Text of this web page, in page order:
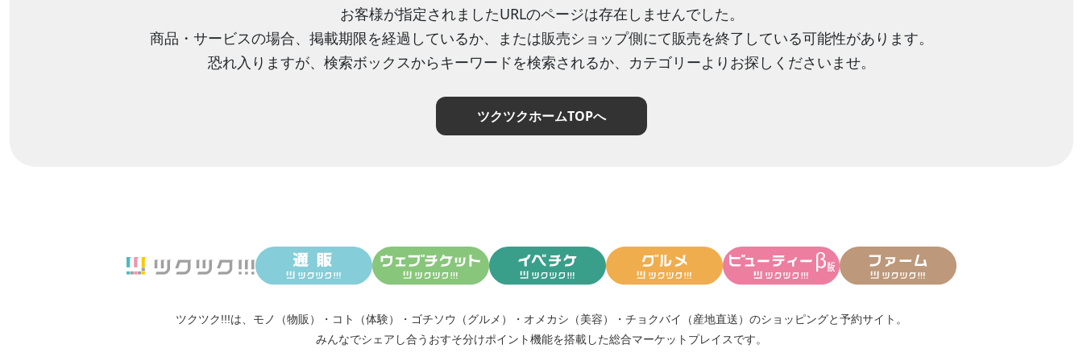
お客様が指定されましたURLのページは存在しませんでした。
商品・サービスの場合、掲載期限を経過しているか、または販売ショップ側にて販売を終了している可能性があります。
恐れ入りますが、検索ボックスからキーワードを検索されるか、カテゴリーよりお探しくださいませ。
ツクツクホームTOPへ
ツクツク!!!は、 モノ（物販） ・ コト（体験） ・ ゴチソウ（グルメ） ・ オメカシ（美容） ・ チョクバイ（産地直送） のショッピングと予約サイト。
みんなでシェアし合う おすそ分けポイント機能を搭載した総合マーケットプレイスです。